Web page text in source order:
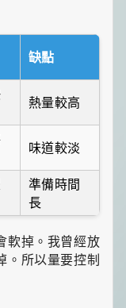
缺點
熱量較高
味道較淡
準備時間
長
軟掉。我曾經放
。所以量要控制